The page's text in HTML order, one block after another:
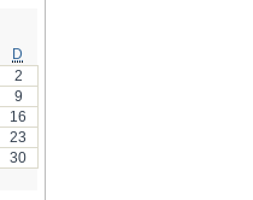
D
2
9
16
23
30